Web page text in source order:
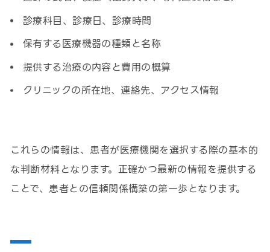
診療科目、診療日、診療時間
保有する医療機器の種類と名称
提供する治療の内容と費用の概算
クリニックの所在地、連絡先、アクセス情報
これらの情報は、患者が医療機関を選択する際の基本的
な判断材料となります。正確かつ最新の情報を提供する
ことで、患者との信頼関係構築の第一歩となります。